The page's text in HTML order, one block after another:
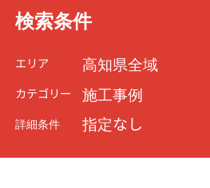
検索条件
エリア 高知県全域
カテゴリー 施工事例
詳細条件 指定なし